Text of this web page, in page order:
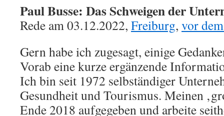
Paul Busse: Das Schweigen der
Rede am 03.12.2022, Freiburg, vor
Gern habe ich zugesagt, einige
Vorab eine kurze ergänzende
Ich bin seit 1972 selbständiger
Gesundheit und Tourismus. Meinen
Ende 2018 aufgegeben und arbeite